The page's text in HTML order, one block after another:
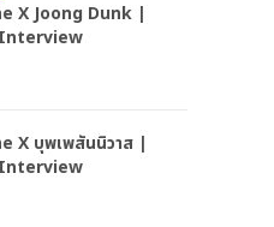
X Joong Dunk |
X บุพเพสันนิวาส |